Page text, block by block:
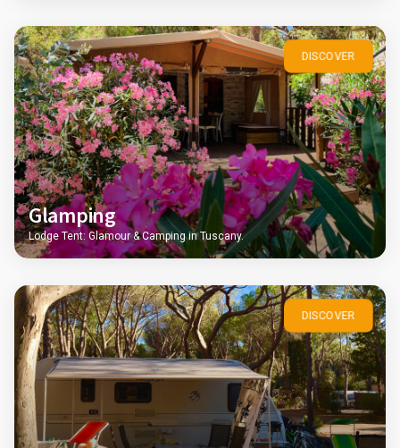
DISCOVER
Glamping
Lodge Tent: Glamour & Camping in Tuscany.
DISCOVER